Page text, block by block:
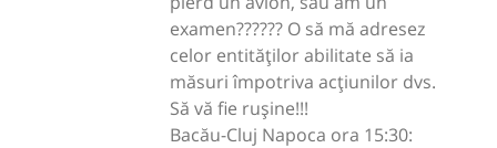
examen?????? O să mă adresez
celor entităților abilitate să ia
măsuri împotriva acțiunilor dvs.
Să vă fie rușine!!!
Bacău-Cluj Napoca ora 15:30: